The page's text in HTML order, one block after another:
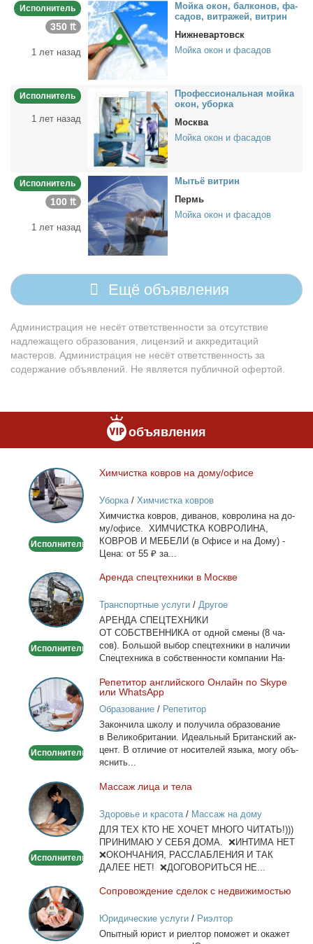
Исполнитель
350 ₶
1 лет назад
Мой­ка окон, бал­ко­нов, фа­
са­дов, вит­ра­жей, вит­рин
Нижневартовск
Мойка окон и фасадов
Исполнитель
1 лет назад
Про­фес­сио­наль­ная мой­ка
окон, убор­ка
Москва
Мойка окон и фасадов
Исполнитель
100 ₶
1 лет назад
Мы­тьё вит­рин
Пермь
Мойка окон и фасадов
Ещё объявления
Администрация не несёт ответственности за отсутствие
надлежащего образования, лицензий и аккредитаций
мастеров. Администрация не несёт ответственность за
содержание объявлений. Не является публичной офертой.
объявления
Химчистка
ковров
на
дому/
Исполнитель
Хим­чист­ка ков­ров на до­му/офи­се
Уборка/ Химчистка ковров
Хим­чист­ка ков­ров, ди­ва­нов, ков­ро­ли­на на до­
му/офи­се. ХИМЧИСТКА КОВРОЛИНА,
КОВРОВ И МЕБЕЛИ (в Офи­се и на До­му) -
Це­на: от 55 ₽ за...
Аренда
спецтехники
в
Москве
Исполнитель
Арен­да спец­тех­ни­ки в Москве
Транспортные услуги/ Другое
АРЕНДА СПЕЦТЕХНИКИ
ОТ СОБСТВЕННИКА от од­ной сме­ны (8 ча­
сов). Боль­шой вы­бор спец­тех­ни­ки в на­ли­чии
Спец­тех­ни­ка в соб­ствен­но­сти ком­па­нии На­
Репетитор
английского
Онлайн
по
или
Исполнитель
Ре­пе­ти­тор ан­глий­ско­го Он­лайн по Skype
или WhatsApp
Образование/ Репетитор
За­кон­чи­ла шко­лу и по­лу­чи­ла об­ра­зо­ва­ние
в Ве­ли­ко­бри­та­нии. Иде­аль­ный Бри­тан­ский ак­
цент. В от­ли­чие от но­си­те­лей язы­ка, мо­гу объ­
яс­нить...
Массаж
лица
и
тела
Исполнитель
Мас­саж ли­ца и те­ла
Здоровье и красота/ Массаж на дому
ДЛЯ ТЕХ КТО НЕ ХОЧЕТ МНОГО ЧИТАТЬ!)))
ПРИНИМАЮ У СЕБЯ ДОМА. ❌ИНТИМА НЕТ
❌ОКОНЧАНИЯ, РАССЛАБЛЕНИЯ И ТАК
ДАЛЕЕ НЕТ! ❌ДОГОВОРИТЬСЯ НЕ...
Сопровождение
сделок
с
недвижимостью
Со­про­вож­де­ние сде­лок с недви­жи­мо­стью
Юридические услуги/ Риэлтор
Опыт­ный юрист и ри­ел­тор по­мо­жет и ока­жет